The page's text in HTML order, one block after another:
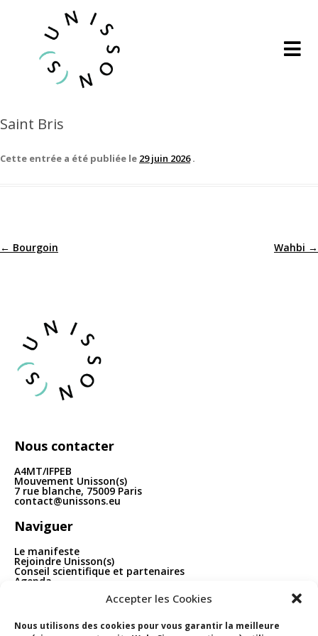
Accepter les Cookies
Nous utilisons des cookies pour vous garantir la meilleure
Saint Bris
Cette entrée a été publiée le 29 juin 2026 .
Navigation
articles
← Bourgoin Wahbi →
Nous contacter
A4MT/IFPEB
Mouvement Unisson(s)
7 rue blanche, 75009 Paris
contact@unissons.eu
Naviguer
Le manifeste
Rejoindre Unisson(s)
Conseil scientifique et partenaires
Agenda